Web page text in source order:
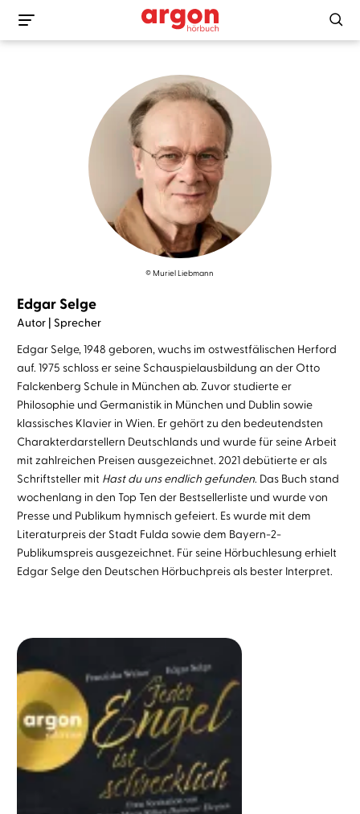
© Muriel Liebmann
Edgar Selge
Autor | Sprecher
Edgar Selge, 1948 geboren, wuchs im ostwestfälischen Herford
auf. 1975 schloss er seine Schauspielausbildung an der Otto
Falckenberg Schule in München ab. Zuvor studierte er
Philosophie und Germanistik in München und Dublin sowie
klassisches Klavier in Wien. Er gehört zu den bedeutendsten
Charakterdarstellern Deutschlands und wurde für seine Arbeit
mit zahlreichen Preisen ausgezeichnet. 2021 debütierte er als
Schriftsteller mit Hast du uns endlich gefunden. Das Buch stand
wochenlang in den Top Ten der Bestsellerliste und wurde von
Presse und Publikum hymnisch gefeiert. Es wurde mit dem
Literaturpreis der Stadt Fulda sowie dem Bayern-2-
Publikumspreis ausgezeichnet. Für seine Hörbuchlesung erhielt
Edgar Selge den Deutschen Hörbuchpreis als bester Interpret.